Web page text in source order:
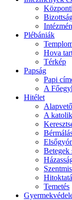
Plébániák
Hova
Térkép
Papság
Papi
A
Hitélet
A
Betegek
Temetés